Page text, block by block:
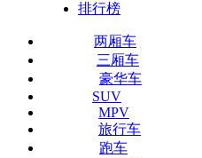
排行榜
两厢车
三厢车
豪华车
SUV
MPV
旅行车
跑车